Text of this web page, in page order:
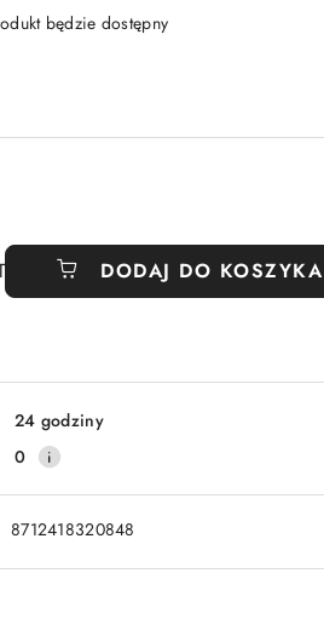
będzie dostępny
DODAJ DO KOSZYKA
24 godziny
0
8712418320848